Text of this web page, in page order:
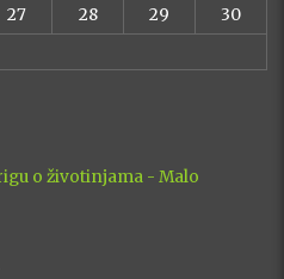
27 28 29
30